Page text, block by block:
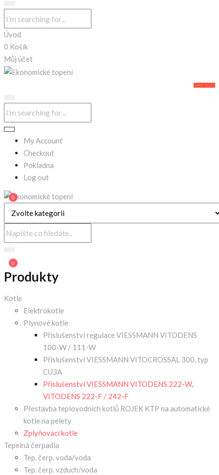
Úvod
0 Košík
Můj účet
My Account
Checkout
Pokladna
Log out
0
0
Produkty
Kotle
Elektrokotle
Plynové kotle
Příslušenství regulace VIESSMANN VITODENS
100-W / 111-W
Příslušenství VIESSMANN VITOCROSSAL 300, typ
CU3A
Příslušenství VIESSMANN VITODENS 222-W,
VITODENS 222-F / 242-F
Přestavba teplovodních kotlů ROJEK KTP na automatické
kotle na pelety
Zplyňovací kotle
Tepelná čerpadla
Tep. čerp. voda/voda
Tep. čerp. vzduch/voda